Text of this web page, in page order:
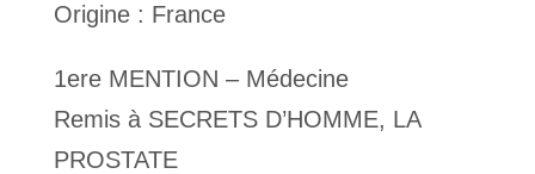
Origine : France
1ere MENTION – Médecine
Remis à SECRETS D’HOMME, LA
PROSTATE